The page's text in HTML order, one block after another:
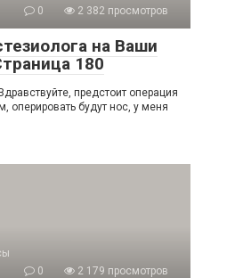
0
2 382 просмотров
на Ваши
180
предстоит операция
оперировать будут нос, у меня
0
2 179 просмотров